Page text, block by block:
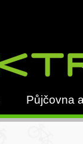
Půjčovna